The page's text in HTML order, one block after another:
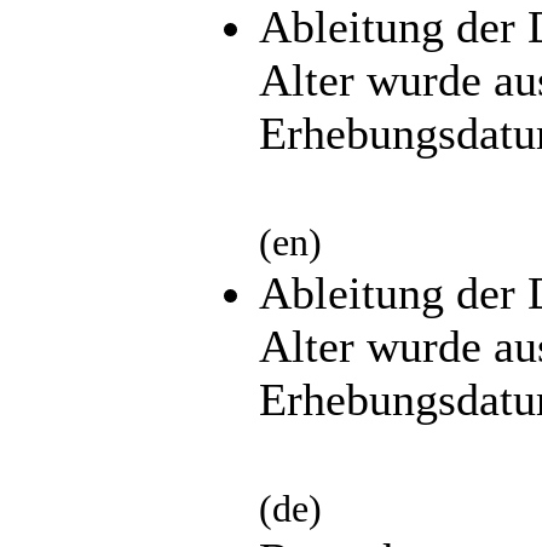
Ableitung der
Alter wurde
(en)
Ableitung der
Alter wurde
(de)